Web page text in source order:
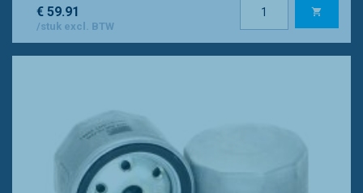
€ 59.91
/stuk excl. BTW